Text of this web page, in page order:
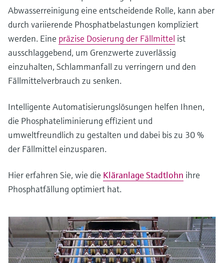
Abwasserreinigung eine entscheidende Rolle, kann aber
durch variierende Phosphatbelastungen kompliziert
werden. Eine präzise Dosierung der Fällmittel ist
ausschlaggebend, um Grenzwerte zuverlässig
einzuhalten, Schlammanfall zu verringern und den
Fällmittelverbrauch zu senken.
Intelligente Automatisierungslösungen helfen Ihnen,
die Phosphateliminierung effizient und
umweltfreundlich zu gestalten und dabei bis zu 30 %
der Fällmittel einzusparen.
Hier erfahren Sie, wie die Kläranlage Stadtlohn ihre
Phosphatfällung optimiert hat.